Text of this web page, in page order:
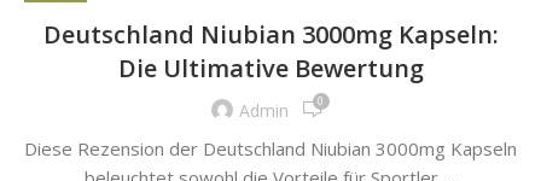
Deutschland Niubian 3000mg Kapseln:
Die Ultimative Bewertung
Admin 0
Diese Rezension der Deutschland Niubian 3000mg Kapseln